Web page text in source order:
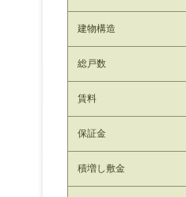
建物構造
総戸数
賃料
保証金
積増し敷金